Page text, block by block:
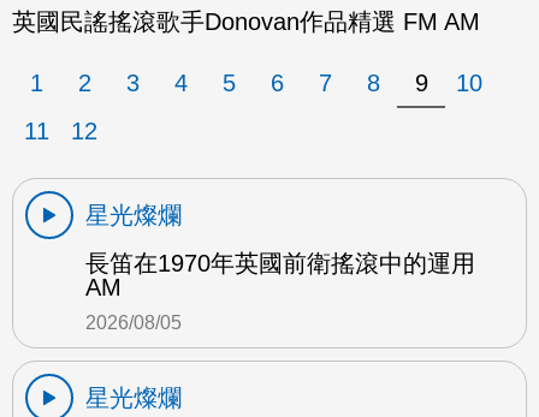
英國民謠搖滾歌手Donovan作品精選 FM AM
1 2 3 4 5 6 7 8 9
10
11
12
星光燦爛
長笛在1970年英國前衛搖滾中的運用
AM
2026/08/05
星光燦爛